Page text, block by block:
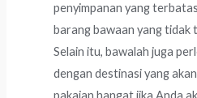
penyimpanan yang
barang bawaan yang tidak
Selain itu, bawalah juga
dengan destinasi yang